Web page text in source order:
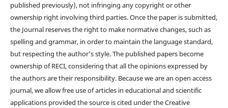
published previously), not infringing any copyright or other
ownership right involving third parties. Once the paper is submitted,
the Journal reserves the right to make normative changes, such as
spelling and grammar, in order to maintain the language standard,
but respecting the author’s style. The published papers become
ownership of RECI, considering that all the opinions expressed by
the authors are their responsibility. Because we are an open access
journal, we allow free use of articles in educational and scientific
applications provided the source is cited under the Creative